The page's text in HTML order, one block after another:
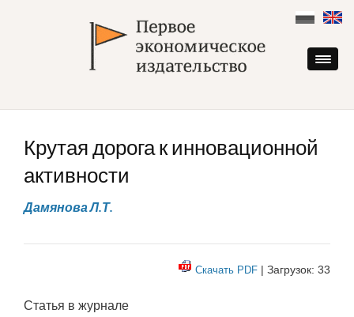
content
Крутая дорога к инновационной
активности
Дамянова Л.Т.
Скачать PDF | Загрузок: 33
Статья в журнале